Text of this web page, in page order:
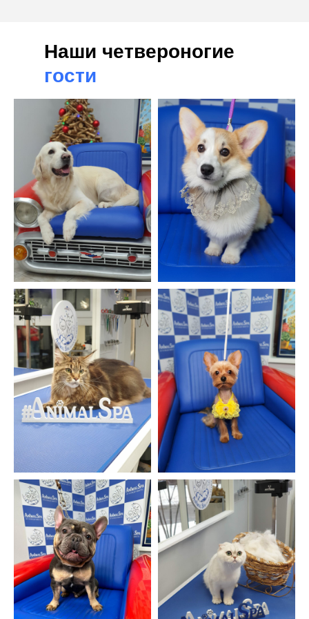
Наши четвероногие
гости